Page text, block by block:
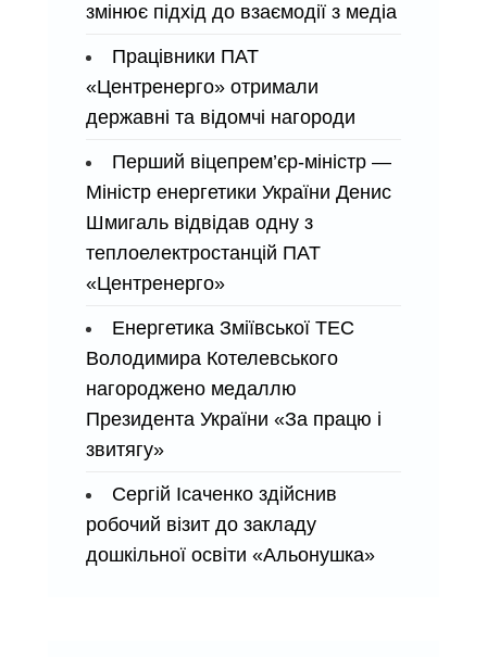
змінює підхід до взаємодії з медіа
Працівники ПАТ
«Центренерго» отримали
державні та відомчі нагороди
Перший віцепрем’єр-міністр —
Міністр енергетики України Денис
Шмигаль відвідав одну з
теплоелектростанцій ПАТ
«Центренерго»
Енергетика Зміївської ТЕС
Володимира Котелевського
нагороджено медаллю
Президента України «За працю і
звитягу»
Сергій Ісаченко здійснив
робочий візит до закладу
дошкільної освіти «Альонушка»